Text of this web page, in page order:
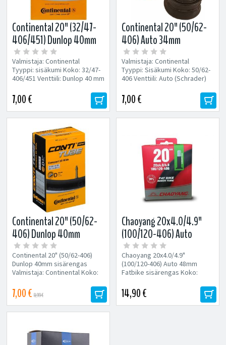
Continental 20" (32/47-
406/451) Dunlop 40mm
sisärengas
Valmistaja: Continental
Tyyppi: sisäkumi Koko: 32/47-
406/451 Venttiili: Dunlop 40 mm
7,00 €
Continental 20" (50/62-
406) Auto 34mm
sisärengas
Valmistaja: Continental
Tyyppi: Sisäkumi Koko: 50/62-
406 Venttiili: Auto (Schrader)
7,00 €
Continental 20" (50/62-
406) Dunlop 40mm
sisärengas
Continental 20" (50/62-406)
Dunlop 40mm sisärengas
Valmistaja: Continental Koko:
Venttiili: Dunlopventtiili...
7,00 € 8,99 €
Chaoyang 20x4.0/4.9"
(100/120-406) Auto
48mm Fatbike sisärengas
Chaoyang 20x4.0/4.9"
(100/120-406) Auto 48mm
Fatbike sisärengas Koko:
Autonventtiili 48mm
14,90 €